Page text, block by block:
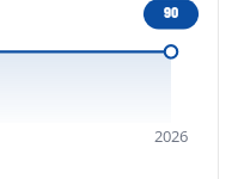
2026
90